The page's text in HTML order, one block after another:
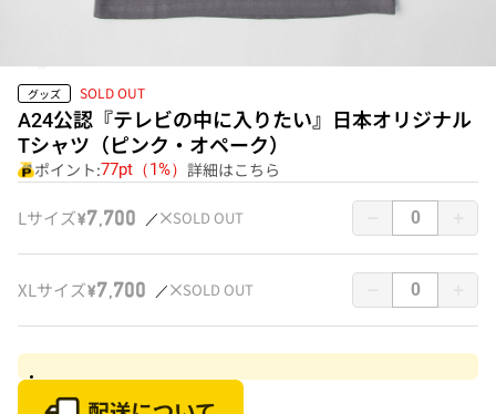
グッズ SOLD OUT
A24公認『テレビの中に入りたい』日本オリジナル
Tシャツ（ピンク・オペーク）
ポイント:77pt（1%） 詳細はこちら
Lサイズ￥7,700 SOLD OUT
XLサイズ￥7,700 SOLD OUT